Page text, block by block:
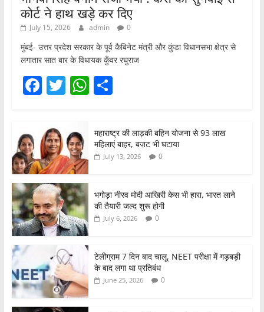
कोर्ट ने हाथ खड़े कर दिए
July 15, 2026 admin 0
मुंबई- उत्तर प्रदेश सरकार के पूर्व कैबिनेट मंत्री और कुंडा विधानसभा क्षेत्र से
लगातार सात बार के विधायक कुँवर रघुराज
F
c
e
b
o
o
k
T
er
W
s
A
p
S
ar
e
महाराष्ट्र की लाड़की बहिन योजना से 93 लाख
महिलाएं बाहर, बजट भी घटाया
July 13, 2026 0
भगोड़ा नीरव मोदी आखिरी केस भी हारा, भारत लाने
की तैयारी जल्द शुरू होगी
July 6, 2026 0
टेलीग्राम 7 दिन बाद चालू, NEET परीक्षा में गड़बड़ी
के बाद लगा था प्रतिबंध
June 25, 2026 0